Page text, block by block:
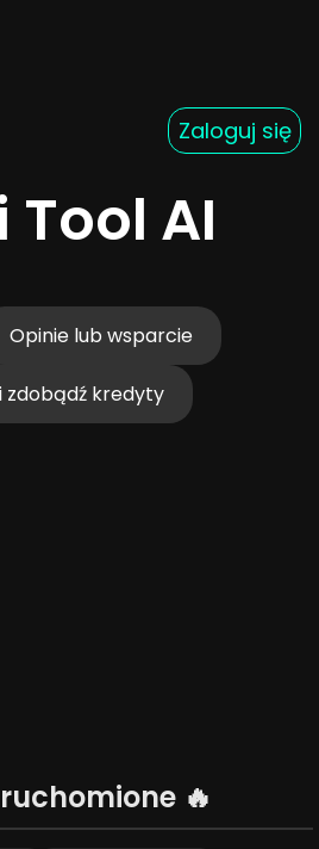
Zaloguj się
Tool AI
Opinie lub wsparcie
zdobądź kredyty
🔥